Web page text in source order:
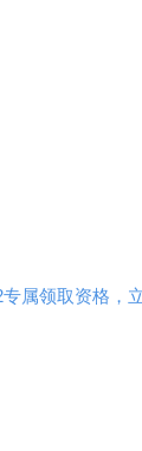
属领取资格，